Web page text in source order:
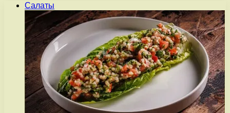
Салаты